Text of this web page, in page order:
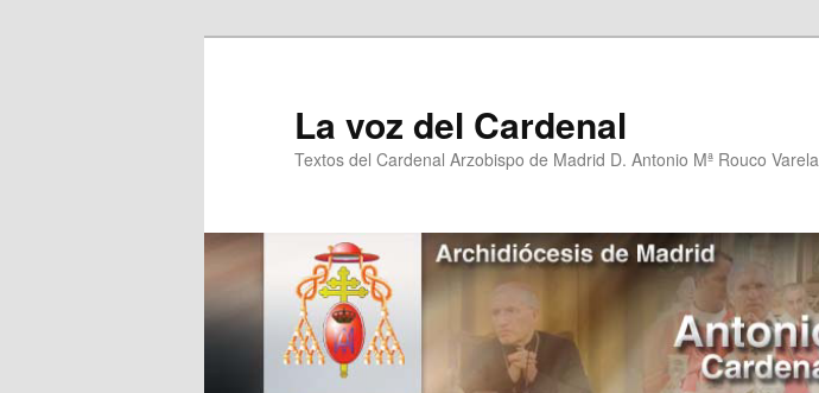
La voz del Cardenal
Textos del Cardenal Arzobispo de Madrid D. Antonio Mª Rouco Varela